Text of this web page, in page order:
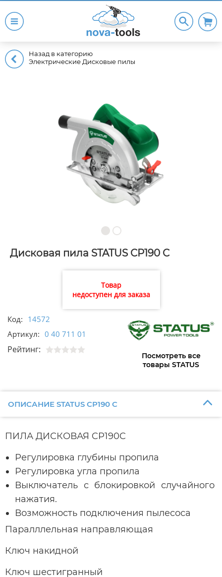
Назад в категорию
Электрические Дисковые пилы
Дисковая пила STATUS CP190 C
Товар
недоступен для заказа
Код: 14572
Артикул: 0 40 711 01
Рейтинг:
Посмотреть все
товары STATUS
ОПИСАНИЕ STATUS CP190 C
ПИЛА ДИСКОВАЯ CP190C
Регулировка глубины пропила
Регулировка угла пропила
Выключатель с блокировкой случайного
нажатия.
Возможность подключения пылесоса
Паралллельная направляющая
Ключ накидной
Ключ шестигранный